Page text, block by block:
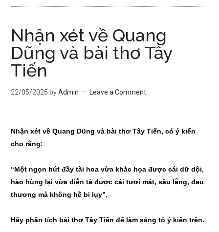
Nhận xét về Quang
Dũng và bài thơ Tây
Tiến
22/05/2025 byAdmin Leave a Comment
Nhận xét về Quang Dũng và bài thơ Tây Tiến, có ý kiến
cho rằng:
“Một ngọn hút đầy tài hoa vừa khắc họa được cái dữ dội,
hào hùng lại vừa diễn tả được cái tươi mát, sâu lẳng, đau
thương mà không hề bi lụy”.
Hãy phân tích bài thơ Tây Tiến để làm sáng tỏ ý kiến trên.